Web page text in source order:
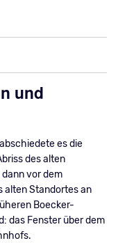
und
es die
des alten
vor dem
alten Standortes an
Boecker-
das Fenster über dem